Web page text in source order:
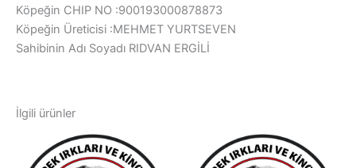
Köpeğin CHIP NO :900193000878873
Köpeğin Üreticisi :MEHMET YURTSEVEN
Sahibinin Adı Soyadı RIDVAN ERGİLİ
İlgili ürünler